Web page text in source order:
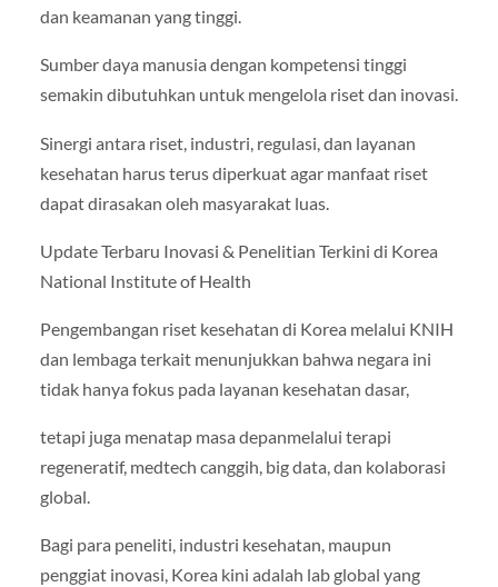
dan keamanan yang tinggi.
Sumber daya manusia dengan kompetensi tinggi
semakin dibutuhkan untuk mengelola riset dan inovasi.
Sinergi antara riset, industri, regulasi, dan layanan
kesehatan harus terus diperkuat agar manfaat riset
dapat dirasakan oleh masyarakat luas.
Update Terbaru Inovasi & Penelitian Terkini di Korea
National Institute of Health
Pengembangan riset kesehatan di Korea melalui KNIH
dan lembaga terkait menunjukkan bahwa negara ini
tidak hanya fokus pada layanan kesehatan dasar,
tetapi juga menatap masa depanmelalui terapi
regeneratif, medtech canggih, big data, dan kolaborasi
global.
Bagi para peneliti, industri kesehatan, maupun
penggiat inovasi, Korea kini adalah lab global yang